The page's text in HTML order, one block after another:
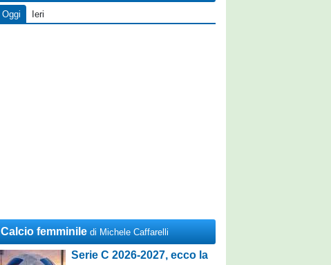
Oggi Ieri
Calcio femminile di Michele Caffarelli
Serie C 2026-2027, ecco la